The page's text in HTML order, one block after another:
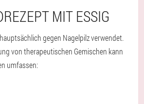
MIT ESSIG
gegen Nagelpilz verwendet.
von therapeutischen Gemischen kann
umfassen: